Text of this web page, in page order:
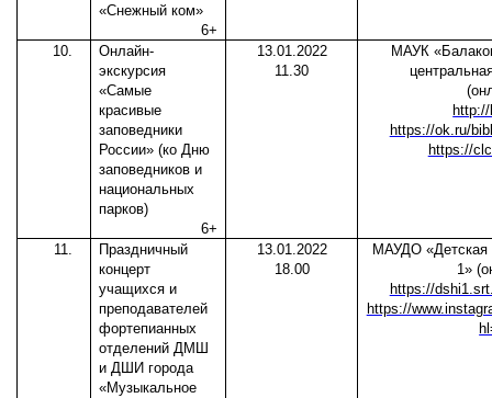
«Снежный ком»
6+
10.
Онлайн-
экскурсия
«Самые
красивые
заповедники
России» (ко Дню
заповедников и
национальных
парков)
6+
13.01.2022
11.30
МАУК
https://ok.ru/
https://
11.
Праздничный
концерт
учащихся и
преподавателей
фортепианных
отделений ДМШ
и ДШИ города
«Музыкальное
13.01.2022
18.00
МАУДО
1»
https://
https://